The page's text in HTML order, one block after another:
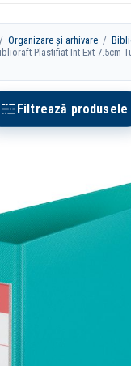
/Organizare și arhivare /
Plastifiat Int-Ext 7.5cm
Filtrează produsele